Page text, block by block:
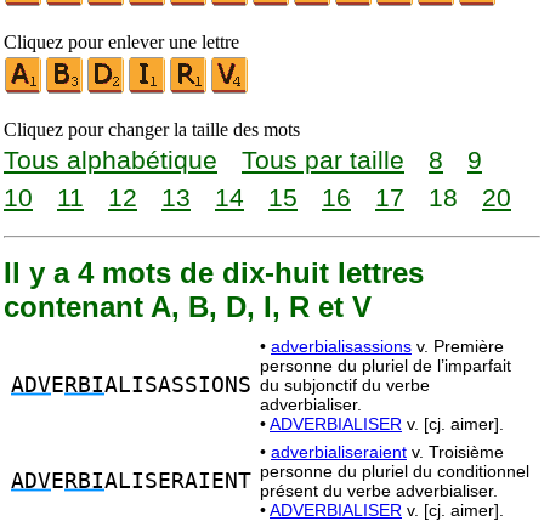
Cliquez pour enlever une lettre
Cliquez pour changer la taille des mots
Tous alphabétique Tous par taille 8
9
10
11 12 13 14 15 16 17 18 20
Il y a 4 mots de dix-huit lettres
contenant A, B, D, I, R et V
ADVE RBIALISASSIONS
• adverbialisassions v. Première
personne du pluriel de l’imparfait
du subjonctif du verbe
adverbialiser.
•ADVERBIALISER v. [cj. aimer].
ADVE RBIALISERAIENT
• adverbialiseraient v. Troisième
personne du pluriel du conditionnel
présent du verbe adverbialiser.
•ADVERBIALISER v. [cj. aimer].